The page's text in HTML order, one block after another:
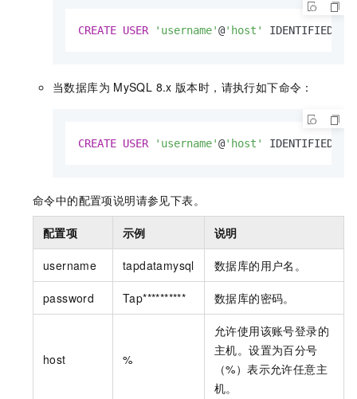
CREATE USER 'username'@'host' IDENTIFIED
当数据库为 MySQL 8.x 版本时，请执行如下命令：
CREATE USER 'username'@'host' IDENTIFIED
命令中的配置项说明请参见下表。
配置项 示例 说明
username tapdatamysql 数据库的用户名。
password Tap********** 数据库的密码。
host %
允许使用该账号登录的
主机。设置为百分号
（%）表示允许任意主
机。